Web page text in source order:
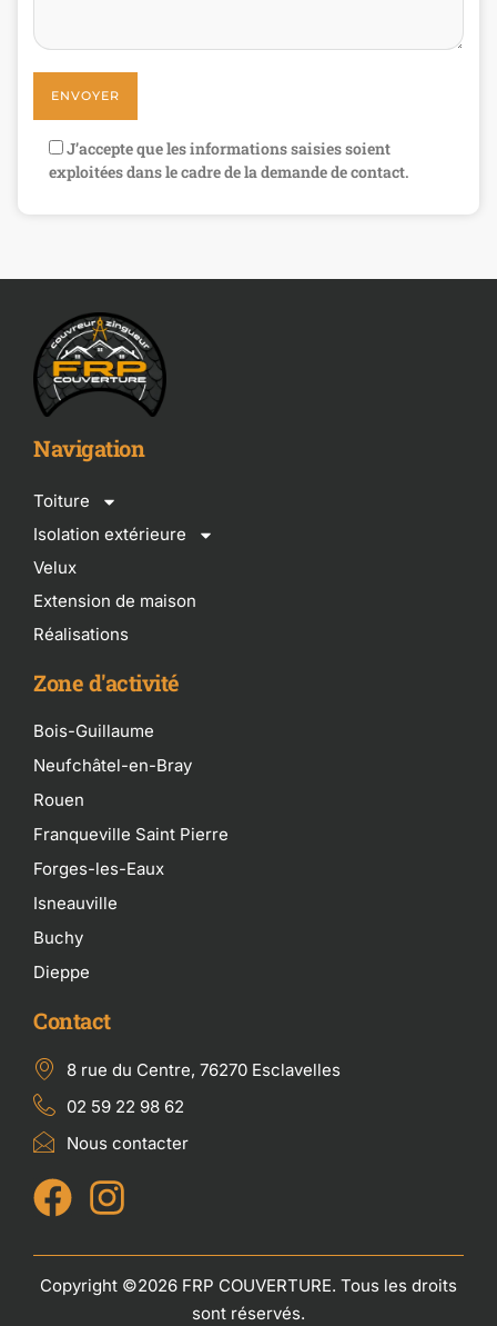
J’accepte que les informations saisies soient
exploitées dans le cadre de la demande de contact.
Navigation
Toiture
Isolation extérieure
Velux
Extension de maison
Réalisations
Zone d'activité
Bois-Guillaume
Neufchâtel-en-Bray
Rouen
Franqueville Saint Pierre
Forges-les-Eaux
Isneauville
Buchy
Dieppe
Contact
8 rue du Centre, 76270 Esclavelles
02 59 22 98 62
Nous contacter
Copyright ©2026 FRP COUVERTURE. Tous les droits
sont réservés.